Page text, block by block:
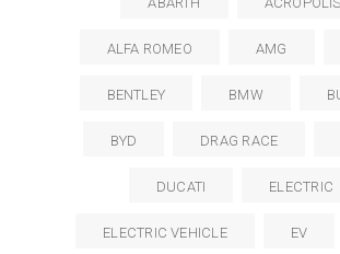
ALFA ROMEO AMG
BENTLEY BMW
BYD DRAG RACE
DUCATI ELECTRIC
ELECTRIC VEHICLE EV